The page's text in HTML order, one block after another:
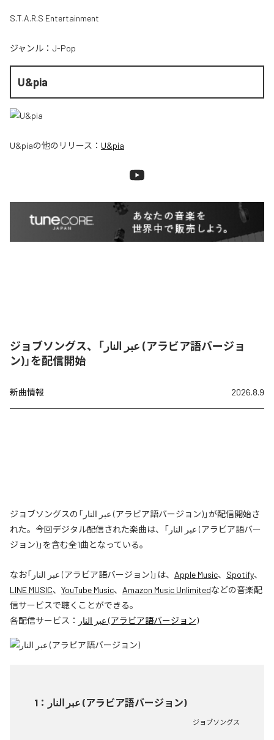
S.T.A.R.S Entertainment
ジャンル： J-Pop
U&pia
U&piaの他のリリース： U&pia
ジョブソングス、「عبر النار (アラビア語バージョ
ン)」を配信開始
新曲情報 2026.8.9
ジョブソングスの「عبر النار (アラビア語バージョン)」が配信開始さ
れた。今回デジタル配信された楽曲は、「عبر النار (アラビア語バー
ジョン)」を含む全1曲となっている。
なお「 عبر النار (アラビア語バージョン)」は、 Apple Music、 Spotify、
LINE MUSIC、 YouTube Music、 Amazon Music Unlimitedなどの音楽配
信サービスで聴くことができる。
各配信サービス：
عبر النار (アラビア語バージョン)
1 ： عبر النار (アラビア語バージョン)
ジョブソングス